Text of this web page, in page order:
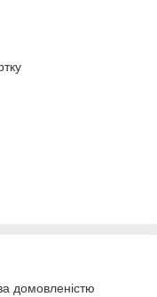
домовленістю